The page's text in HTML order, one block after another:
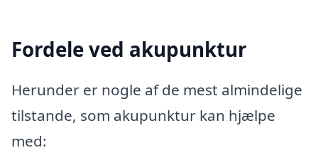
Fordele ved akupunktur
Herunder er nogle af de mest almindelige
tilstande, som akupunktur kan hjælpe
med: